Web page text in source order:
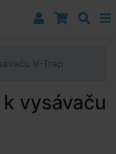
V-Trap
vysávaču